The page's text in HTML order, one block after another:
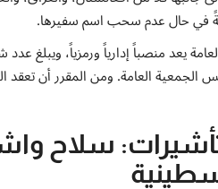
في حال عدم سحب اسم سفيرها.
العامة. ومن المقرر أن تعقد
سلاح